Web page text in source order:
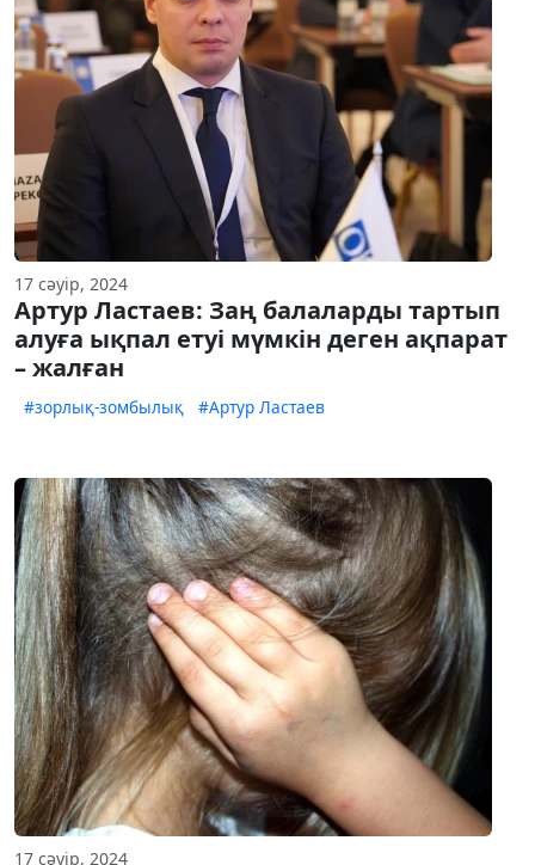
17 сәуір, 2024
Артур Ластаев: Заң балаларды тартып
алуға ықпал етуі мүмкін деген ақпарат
– жалған
#зорлық-зомбылық #Артур Ластаев
17 сәуір, 2024